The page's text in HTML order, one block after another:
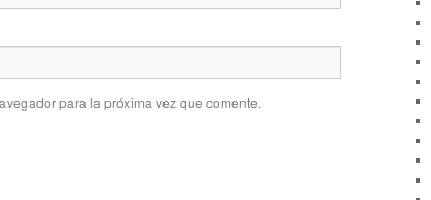
para la próxima vez que comente.